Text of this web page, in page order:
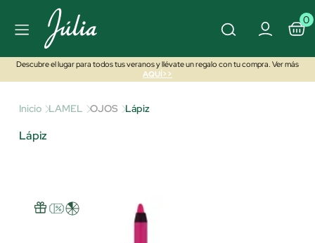
0
Descubre el lugar para todos tus veranos y llévate un regalo con tu compra. Ver más
AQUÍ>>
Inicio LAMEL OJOS Lápiz
Lápiz